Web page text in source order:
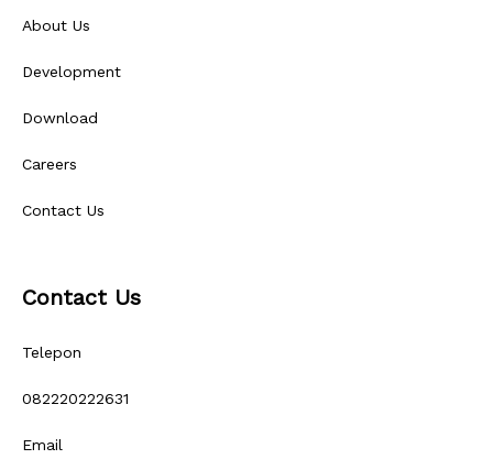
About Us
Development
Download
Careers
Contact Us
Contact Us
Telepon
082220222631
Email